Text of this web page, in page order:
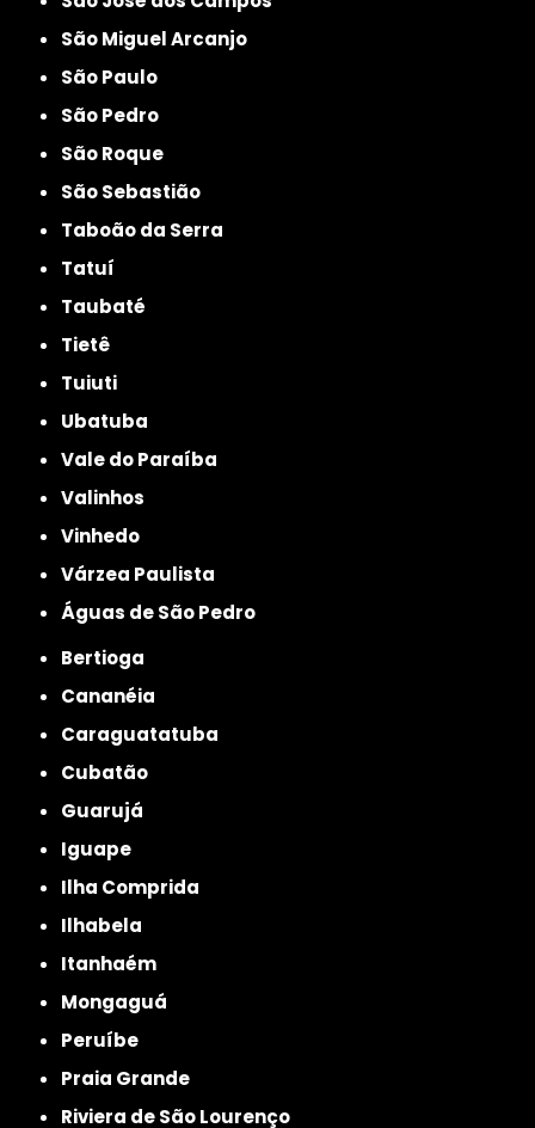
São Miguel Arcanjo
São Paulo
São Pedro
São Roque
São Sebastião
Taboão da Serra
Tatuí
Taubaté
Tietê
Tuiuti
Ubatuba
Vale do Paraíba
Valinhos
Vinhedo
Várzea Paulista
Águas de São Pedro
Bertioga
Cananéia
Caraguatatuba
Cubatão
Guarujá
Iguape
Ilha Comprida
Ilhabela
Itanhaém
Mongaguá
Peruíbe
Praia Grande
Riviera de São Lourenço